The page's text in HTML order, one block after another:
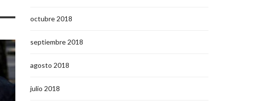
octubre 2018
septiembre 2018
agosto 2018
julio 2018